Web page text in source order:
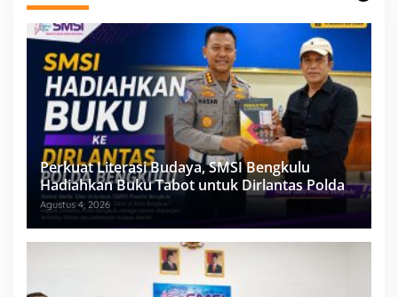
Perkuat Literasi Budaya, SMSI Bengkulu
Hadiahkan Buku Tabot untuk Dirlantas Polda
Agustus 4, 2026